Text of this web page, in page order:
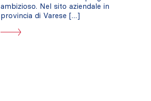
ambizioso. Nel sito aziendale in
provincia di Varese […]